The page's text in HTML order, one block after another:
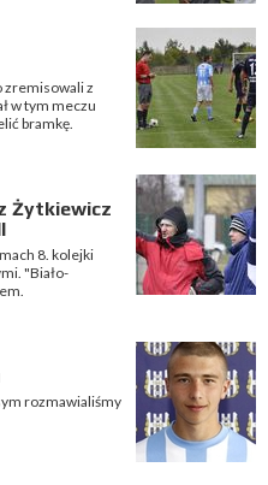
zremisowali z
w tym meczu
bramkę.
Żytkiewicz
8. kolejki
"Biało-
rozmawialiśmy